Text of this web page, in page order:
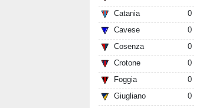
Catania
0
Cavese
0
Cosenza
0
Crotone
0
Foggia
0
Giugliano
0